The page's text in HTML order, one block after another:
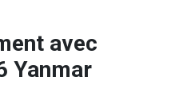
avec
Yanmar